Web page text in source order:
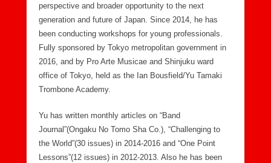
perspective and broader opportunity to the next
generation and future of Japan. Since 2014, he has
been conducting workshops for young professionals.
Fully sponsored by Tokyo metropolitan government in
2016, and by Pro Arte Musicae and Shinjuku ward
office of Tokyo, held as the Ian Bousfield/Yu Tamaki
Trombone Academy.
Yu has written monthly articles on “Band
Journal”(Ongaku No Tomo Sha Co.), “Challenging to
the World”(30 issues) in 2014-2016 and “One Point
Lessons”(12 issues) in 2012-2013. Also he has been